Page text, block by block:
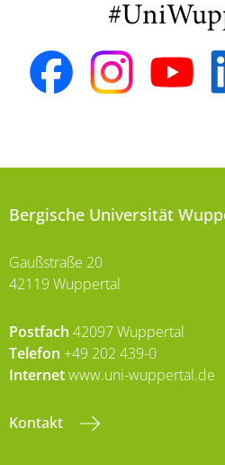
Bergische Universität
Gaußstraße 20
42119 Wuppertal
Postfach 42097 Wuppertal
Telefon +49 202 439-0
Internetwww.uni-wuppertal.de
Kontakt